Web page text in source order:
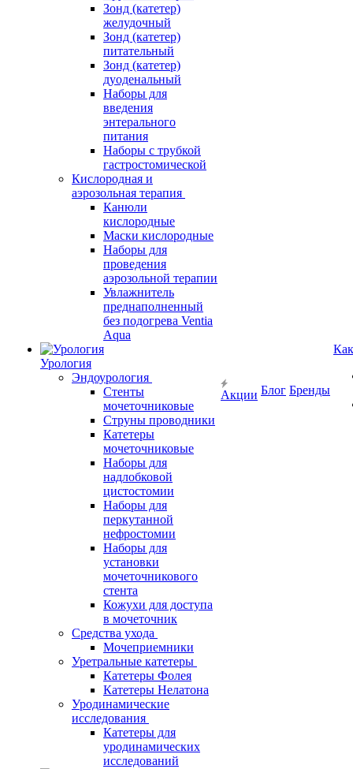
Зонд (катетер)
желудочный
Зонд (катетер)
питательный
Зонд (катетер)
дуоденальный
Наборы для
введения
энтерального
питания
Наборы с трубкой
гастростомической
Кислородная и
аэрозольная терапия
Канюли
кислородные
Маски кислородные
Наборы для
проведения
аэрозольной терапии
Увлажнитель
преднаполненный
без подогрева Ventia
Aqua
Урология
Эндоурология
Стенты
мочеточниковые
Струны проводники
Катетеры
мочеточниковые
Наборы для
надлобковой
цистостомии
Наборы для
перкутанной
нефростомии
Наборы для
установки
мочеточникового
стента
Кожухи для доступа
в мочеточник
Средства ухода
Мочеприемники
Уретральные катетеры
Катетеры Фолея
Катетеры Нелатона
Уродинамические
исследования
Катетеры для
уродинамических
исследований
Акции Блог Бренды